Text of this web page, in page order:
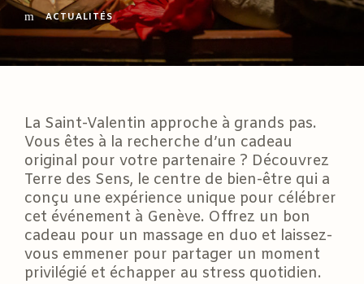
ACTUALITÉS
La Saint-Valentin approche à grands pas.
Vous êtes à la recherche d’un cadeau
original pour votre partenaire ? Découvrez
Terre des Sens, le centre de bien-être qui a
conçu une expérience unique pour célébrer
cet événement à Genève. Offrez un bon
cadeau pour un massage en duo et laissez-
vous emmener pour partager un moment
privilégié et échapper au stress quotidien.